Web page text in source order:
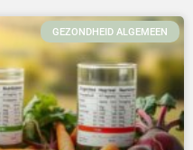
GEZONDHEID ALGEMEEN